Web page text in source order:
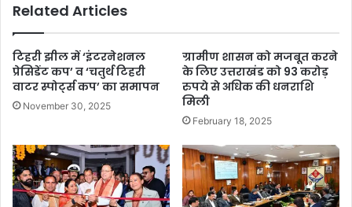
Related Articles
टिहरी झील में ‘इंटरनेशनल
प्रेसिडेंट कप’ व ‘चतुर्थ टिहरी
वाटर स्पोर्ट्स कप’ का समापन
November 30, 2025
ग्रामीण शासन को मजबूत करने
के लिए उत्तराखंड को 93 करोड़
रुपये से अधिक की धनराशि
मिली
February 18, 2025